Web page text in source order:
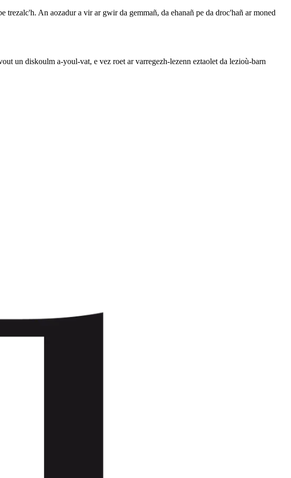
An aozadur a vir ar gwir da gemmañ, da ehanañ pe da droc'hañ ar moned
un diskoulm a-youl-vat, e vez roet ar varregezh-lezenn eztaolet da lezioù-barn